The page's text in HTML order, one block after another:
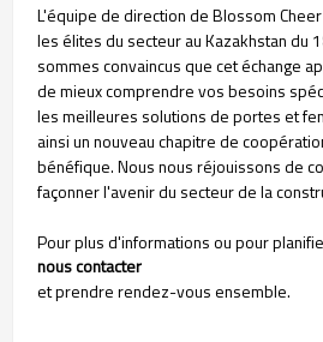
L'équipe de direction de Blossom
les élites du secteur au Kazakhstan du
sommes convaincus que cet échange
de mieux comprendre vos besoins
les meilleures solutions de portes et
ainsi un nouveau chapitre de
bénéfique. Nous nous réjouissons de
façonner l'avenir du secteur de la
Pour plus d'informations ou pour
nous contacter
et prendre rendez-vous ensemble.